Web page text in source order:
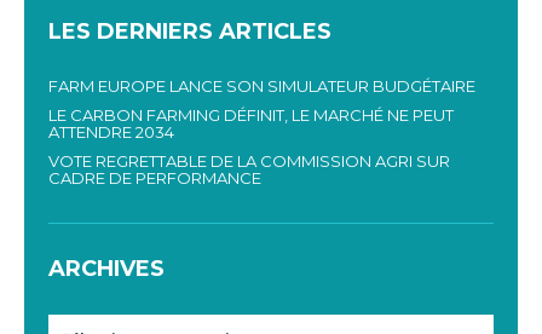
LES DERNIERS ARTICLES
FARM EUROPE LANCE SON SIMULATEUR BUDGÉTAIRE
LE CARBON FARMING DÉFINIT, LE MARCHÉ NE PEUT
ATTENDRE 2034
VOTE REGRETTABLE DE LA COMMISSION AGRI SUR
CADRE DE PERFORMANCE
ARCHIVES